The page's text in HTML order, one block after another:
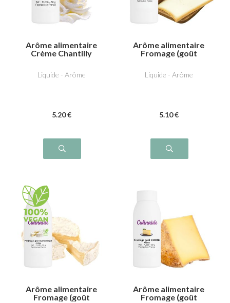
Arôme alimentaire
Crème Chantilly
Liquide - Arôme
5.20 €
Arôme alimentaire
Fromage (goût
Liquide - Arôme
5.10 €
Arôme alimentaire
Fromage (goût
Arôme alimentaire
Fromage (goût